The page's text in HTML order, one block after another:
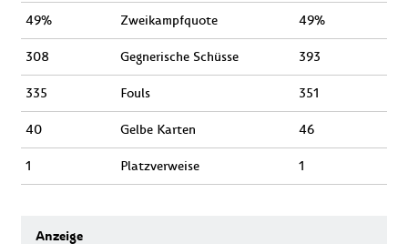
49% Zweikampfquote 49%
308 Gegnerische Schüsse 393
335 Fouls 351
40 Gelbe Karten 46
1 Platzverweise 1